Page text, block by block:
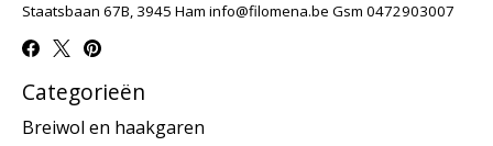
Staatsbaan 67B, 3945 Ham info@filomena.be Gsm 0472903007
Categorieën
Breiwol en haakgaren